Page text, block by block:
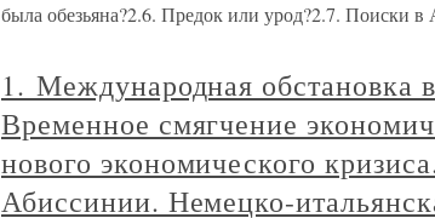
была обезьяна?2.6. Предок или урод?2.7. Поиски в
1. Международная обстановка
Временное смягчение
нового экономического
Абиссинии. Немецко-